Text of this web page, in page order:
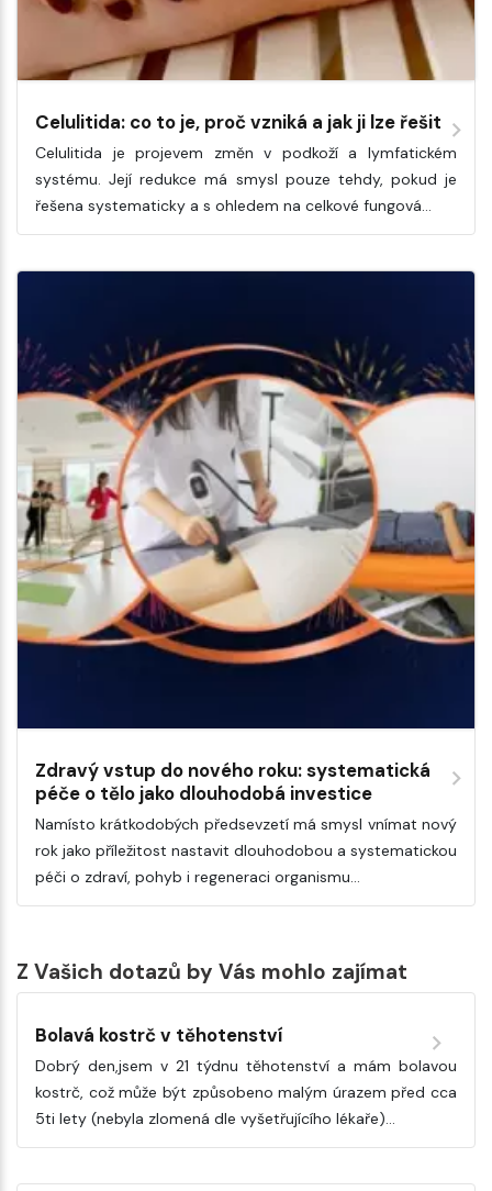
Celulitida: co to je, proč vzniká a jak ji lze řešit
Celulitida je projevem změn v podkoží a lymfatickém
systému. Její redukce má smysl pouze tehdy, pokud je
řešena systematicky a s ohledem na celkové fungová…
Zdravý vstup do nového roku: systematická
péče o tělo jako dlouhodobá investice
Namísto krátkodobých předsevzetí má smysl vnímat nový
rok jako příležitost nastavit dlouhodobou a systematickou
péči o zdraví, pohyb i regeneraci organismu…
Z Vašich dotazů by Vás mohlo zajímat
Bolavá kostrč v těhotenství
Dobrý den,jsem v 21 týdnu těhotenství a mám bolavou
kostrč, což může být způsobeno malým úrazem před cca
5ti lety (nebyla zlomená dle vyšetřujícího lékaře)…